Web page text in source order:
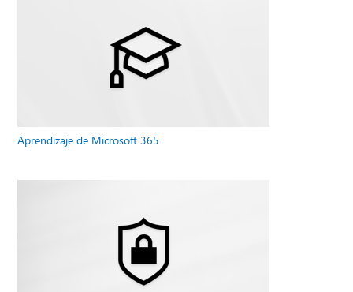
Aprendizaje de Microsoft 365